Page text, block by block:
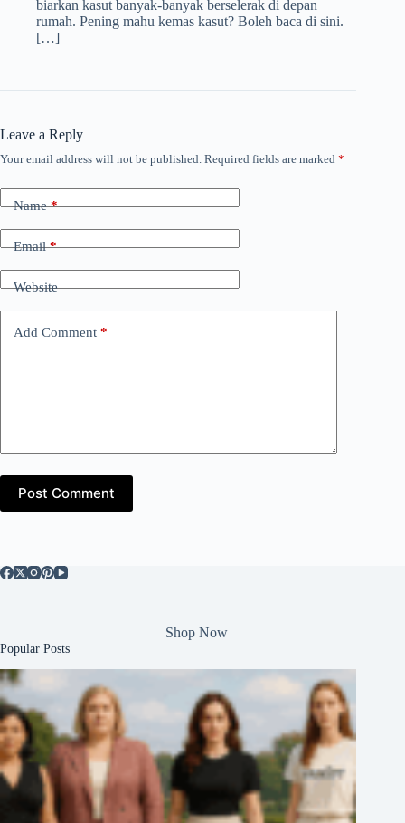
biarkan kasut banyak-banyak berselerak di depan
rumah. Pening mahu kemas kasut? Boleh baca di sini.
[…]
Leave a Reply
Your email address will not be published. Required fields are marked *
Name*
Email*
Website
Add Comment *
Post Comment
Shop Now
Popular Posts